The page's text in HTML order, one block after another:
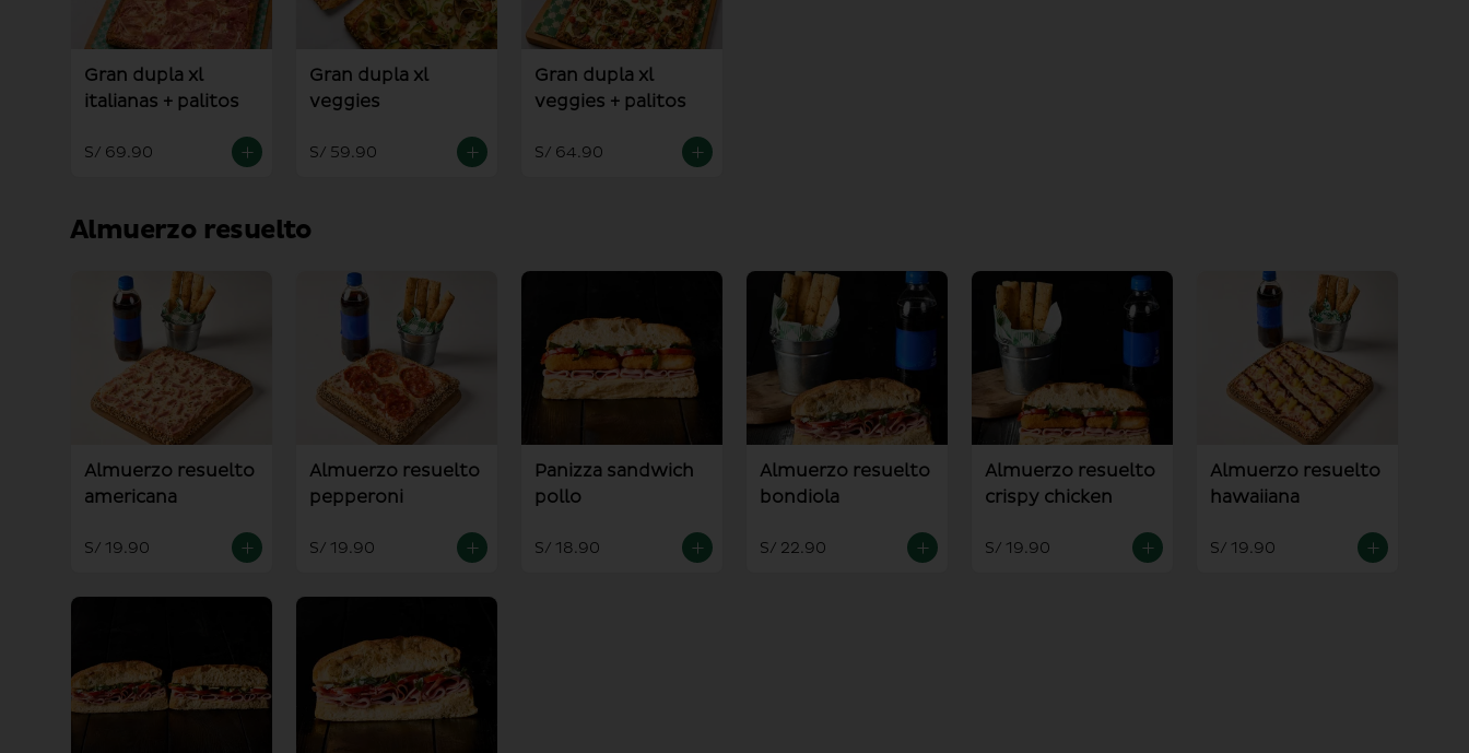
Gran dupla xl
italianas + palitos
S/ 69.90
Gran dupla xl
veggies
S/ 59.90
Gran dupla xl
veggies + palitos
S/ 64.90
Almuerzo resuelto
Almuerzo resuelto
americana
S/ 19.90
Almuerzo resuelto
pepperoni
S/ 19.90
Panizza sandwich
pollo
S/ 18.90
Almuerzo resuelto
bondiola
S/ 22.90
Almuerzo resuelto
crispy chicken
S/ 19.90
Almuerzo resuelto
hawaiiana
S/ 19.90